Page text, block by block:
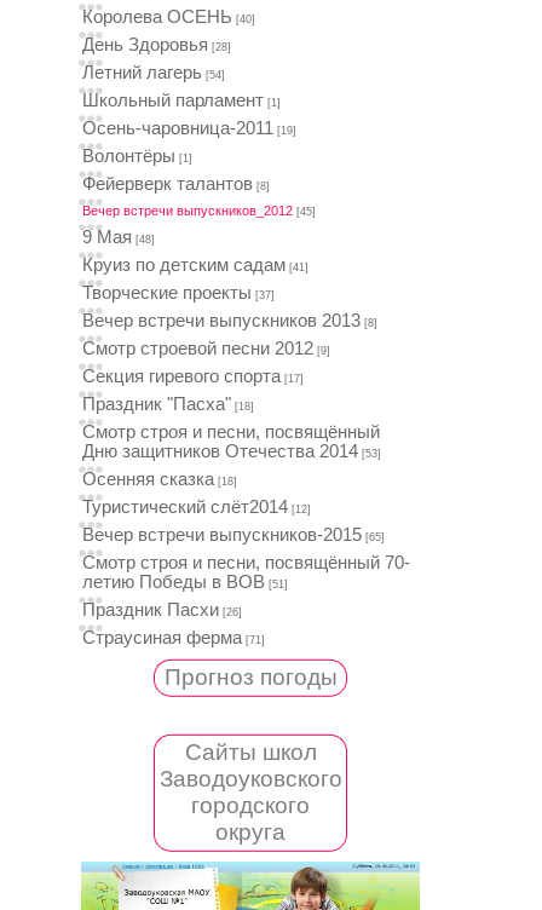
Королева ОСЕНЬ [40]
День Здоровья [28]
Летний лагерь [54]
Школьный парламент [1]
Осень-чаровница-2011 [19]
Волонтёры [1]
Фейерверк талантов [8]
Вечер встречи выпускников_2012 [45]
9 Мая [48]
Круиз по детским садам [41]
Творческие проекты [37]
Вечер встречи выпускников 2013 [8]
Смотр строевой песни 2012 [9]
Секция гиревого спорта [17]
Праздник "Пасха" [18]
Смотр строя и песни, посвящённый
Дню защитников Отечества 2014 [53]
Осенняя сказка [18]
Туристический слёт2014 [12]
Вечер встречи выпускников-2015 [65]
Смотр строя и песни, посвящённый 70-
летию Победы в ВОВ [51]
Праздник Пасхи [26]
Страусиная ферма [71]
Прогноз погоды
Сайты школ
Заводоуковского
городского
округа